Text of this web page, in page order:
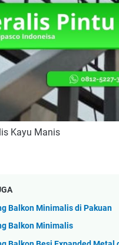
Kayu Manis
Balkon Minimalis di Pakuan
Balkon Minimalis